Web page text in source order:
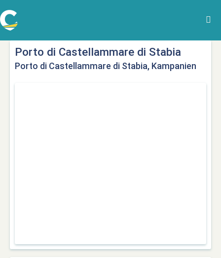
Porto di Castellammare di Stabia
Porto di Castellammare di Stabia, Kampanien